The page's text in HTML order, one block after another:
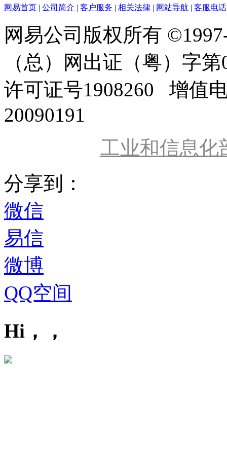
网易首页 | 公司简介 | 客户服务 | 相关法律 | 网站导航 | 客服电话
网易公司版权所有
（总）网出证（粤）字
许可证号1908260 增值
20090191
工业和信息化
分享到：
微信
易信
微博
QQ空间
Hi，，